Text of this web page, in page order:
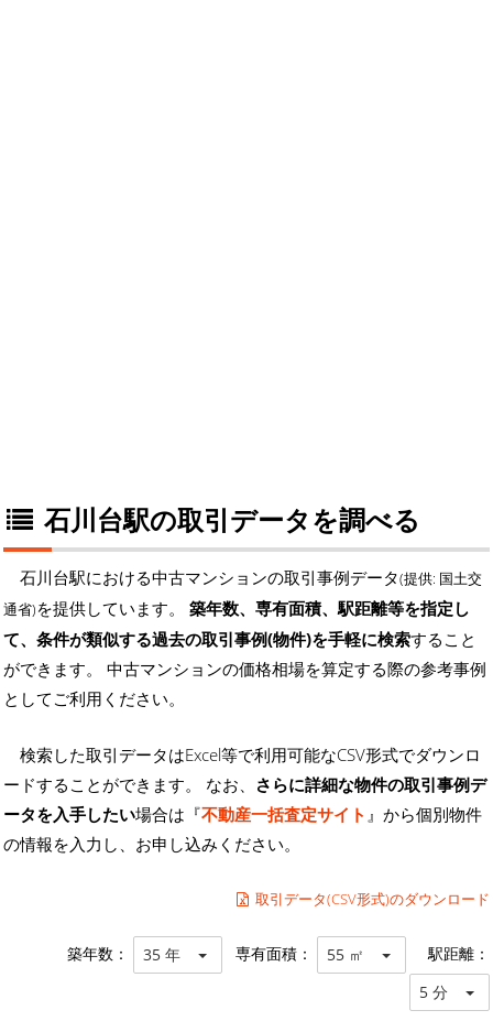
石川台駅の取引データを調べる
石川台駅における中古マンションの取引事例データ(提供: 国土交
通省)を提供しています。 築年数、専有面積、駅距離等を指定し
て、条件が類似する過去の取引事例(物件)を手軽に検索すること
ができます。 中古マンションの価格相場を算定する際の参考事例
としてご利用ください。
検索した取引データはExcel等で利用可能なCSV形式でダウンロ
ードすることができます。 なお、 さらに詳細な物件の取引事例デ
ータを入手したい場合は『不動産一括査定サイト 』から個別物件
の情報を入力し、お申し込みください。
取引データ(CSV形式)のダウンロード
築年数： 35 年 専有面積： 55 ㎡ 駅距離：
5 分